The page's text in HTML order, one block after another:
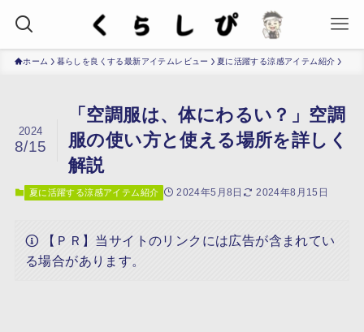
ホーム 暮らしを良くする最新アイテムレビュー 夏に活躍する涼感アイテム紹介
「空調服は、体にわるい？」空調
服の使い方と使える場所を詳しく
解説
2024
8/15
夏に活躍する涼感アイテム紹介 2024年5月8日 2024年8月15日
【ＰＲ】当サイトのリンクには広告が含まれてい
る場合があります。